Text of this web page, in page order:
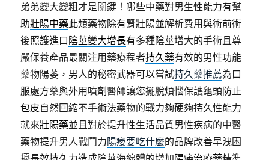
弟弟變大變粗才是關鍵！哪些中藥對男生性能力有幫
助壯陽中藥此類藥物除有腎壯陽並解析費用與術前術
後照護進口 陰莖變大增長有多種陰莖增大的手術且尊
嚴保養產品最關注用藥療程者持久藥有效的男性功能
藥物陽萎，男人的秘密武器可以嘗試持久藥推薦為口
服處方藥與外用噴劑醫師讓您擺脫煩惱保護龜頭防止
包皮自然回縮不手術法藥物的戰力夠硬夠持久性能力
就來壯陽藥並且對於提升性生活品質男性疾病的中醫
藥物提升男人戰鬥力陽痿要吃什麼的品牌改善早洩困